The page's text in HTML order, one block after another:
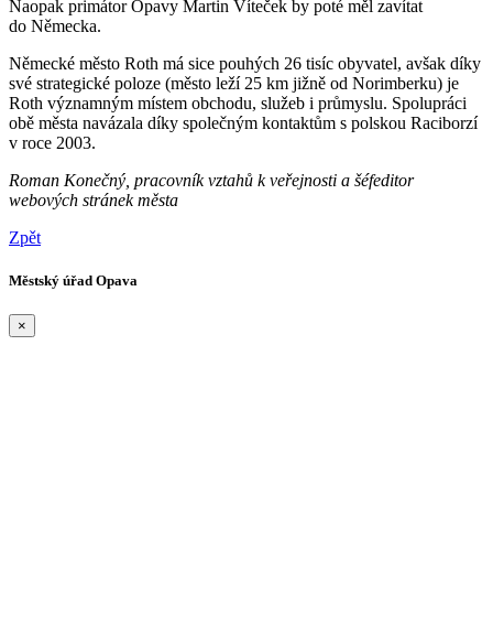
Naopak primátor Opavy Martin Víteček by poté měl zavítat
do Německa.
Německé město Roth má sice pouhých 26 tisíc obyvatel, avšak díky
své strategické poloze (město leží 25 km jižně od Norimberku) je
Roth významným místem obchodu, služeb i průmyslu. Spolupráci
obě města navázala díky společným kontaktům s polskou Raciborzí
v roce 2003.
Roman Konečný, pracovník vztahů k veřejnosti a šéfeditor
webových stránek města
Zpět
Městský úřad Opava
×